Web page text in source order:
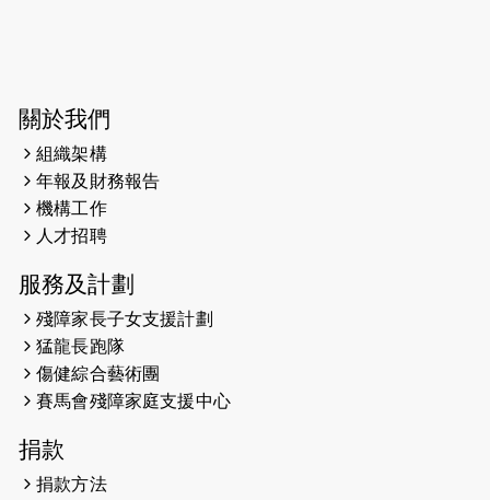
關於我們
組織架構
年報及財務報告
機構工作
人才招聘
服務及計劃
殘障家長子女支援計劃
猛龍長跑隊
傷健綜合藝術團
賽馬會殘障家庭支援中心
捐款
捐款方法